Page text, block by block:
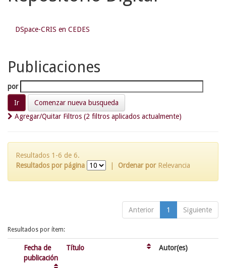
DSpace-CRIS en CEDES
Publicaciones
por
Comenzar nueva busqueda
Agregar/Quitar Filtros (2 filtros aplicados actualmente)
Resultados 1-6 de 6.
Resultados por página
Ordenar por Relevancia
Anterior 1 Siguiente
Resultados por ítem:
Fecha de
publicación
Título Autor(es)